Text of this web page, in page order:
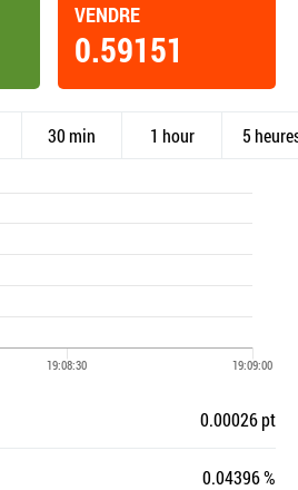
VENDRE
0.59151
30 min 1 hour 5
0.00026 pt
0.04396 %